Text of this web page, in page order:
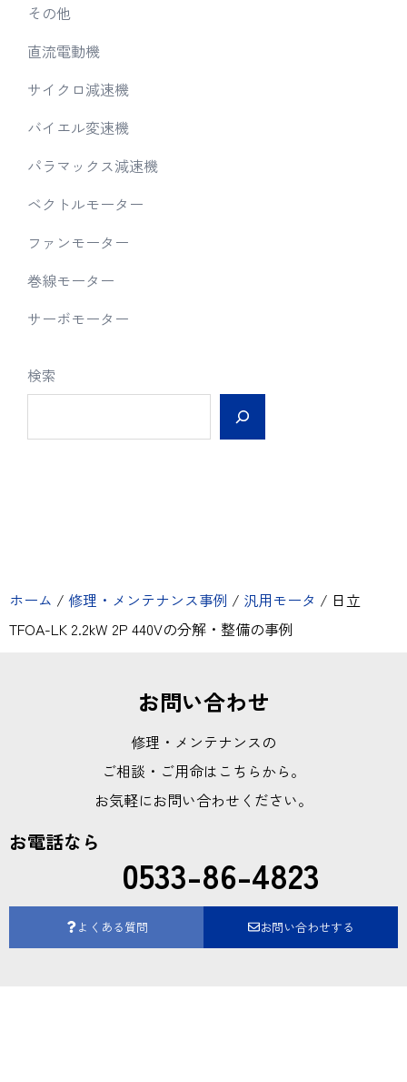
その他
直流電動機
サイクロ減速機
バイエル変速機
パラマックス減速機
ベクトルモーター
ファンモーター
巻線モーター
サーボモーター
検索
ホーム / 修理・メンテナンス事例 / 汎用モータ / 日立
TFOA-LK 2.2kW 2P 440Vの分解・整備の事例
お問い合わせ
修理・メンテナンスの
ご相談・ご用命はこちらから。
お気軽にお問い合わせください。
お電話なら
0533-86-4823
よくある質問 お問い合わせする